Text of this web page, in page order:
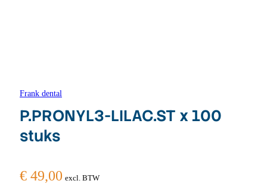
Frank dental
P.PRONYL3-LILAC.ST x 100
stuks
€ 49,00 excl. BTW